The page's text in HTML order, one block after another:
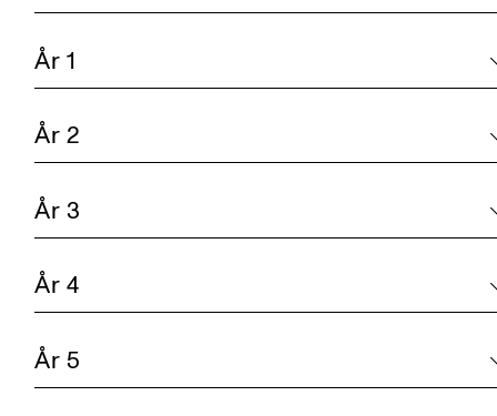
År 1
År 2
År 3
År 4
År 5